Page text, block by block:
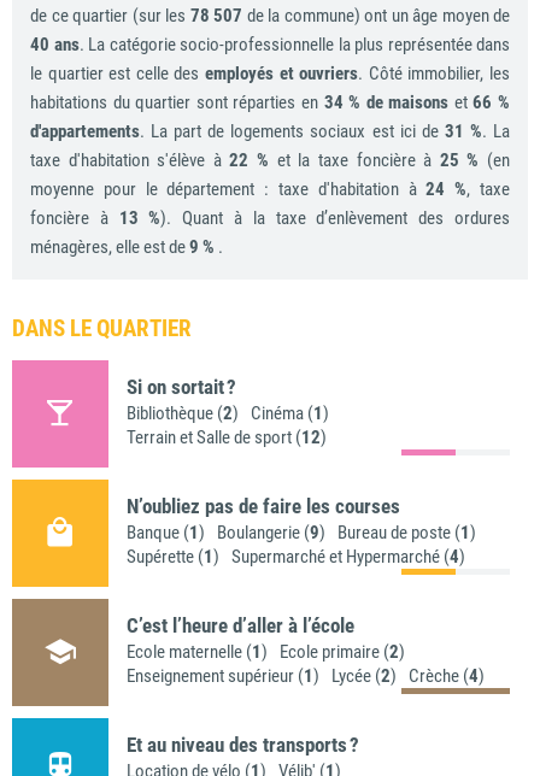
de ce quartier (sur les 78 507 de la commune) ont un âge moyen de
40 ans. La catégorie socio-professionnelle la plus représentée dans
le quartier est celle des employés et ouvriers. Côté immobilier, les
habitations du quartier sont réparties en 34 % de maisons et66 %
d'appartements. La part de logements sociaux est ici de 31 %. La
taxe d'habitation s'élève à22 % et la taxe foncière à 25 % (en
moyenne pour le département : taxe d'habitation à24 %, taxe
foncière à 13 %). Quant à la taxe d’enlèvement des ordures
ménagères, elle est de9 % .
DANS LE QUARTIER
Si on sortait ?
Bibliothèque (2) Cinéma (1)
Terrain et Salle de sport (12)
N’oubliez pas de faire les courses
Banque (1) Boulangerie (9) Bureau de poste (1)
Supérette (1) Supermarché et Hypermarché (4)
C’est l’heure d’aller à l’école
Ecole maternelle (1) Ecole primaire (2)
Enseignement supérieur (1) Lycée (2) Crèche (4)
Et au niveau des transports ?
Location de vélo (1) Vélib' (1)